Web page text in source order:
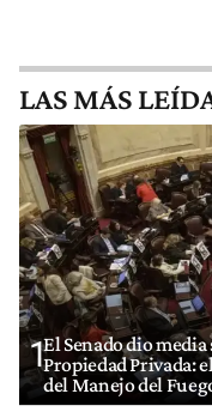
LAS MÁS
1El Senado dio
Propiedad Privada:
del Manejo del